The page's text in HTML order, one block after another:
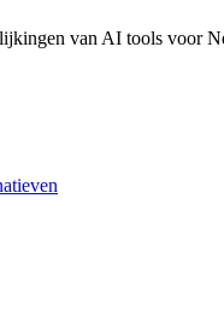
van AI tools voor